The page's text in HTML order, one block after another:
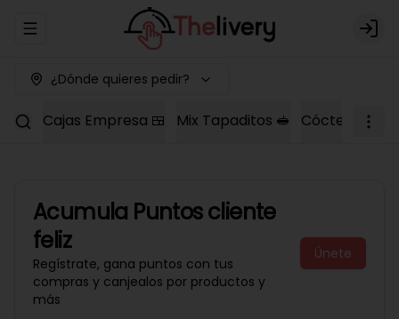
Abrir menu de navegación Login
¿Dónde quieres pedir?
Cajas Empresa 🍱 Mix Tapaditos 🥪 Cóctel Dulce
Acumula Puntos cliente
feliz
Regístrate, gana puntos con tus
compras y canjealos por productos y
más
Únete